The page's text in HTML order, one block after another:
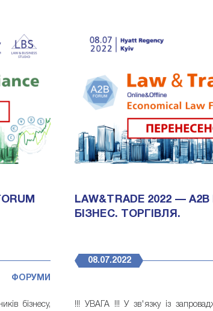
ФОРУМИ
бізнесу,
LAW&TRADE 2022 —
БІЗНЕС. ТОРГІВЛЯ.
08.07.2022
!!! УВАГА !!! У зв'язку із